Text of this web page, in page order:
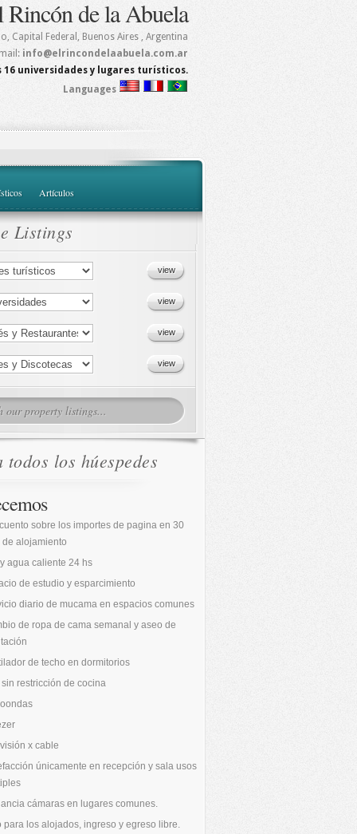
Rincón de la Abuela
, Capital Federal, Buenos Aires , Argentina
info@elrincondelaabuela.com.ar
universidades y lugares turísticos.
Languages
Artículos
Listings
todos los húespedes
sobre los importes de pagina en 30
de alojamiento
agua caliente 24 hs
de estudio y esparcimiento
diario de mucama en espacios comunes
de ropa de cama semanal y aseo de
de techo en dormitorios
restricción de cocina
x cable
únicamente en recepción y sala usos
cámaras en lugares comunes.
para los alojados, ingreso y egreso libre.